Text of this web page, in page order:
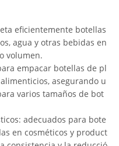
eficientemente botellas
agua y otras bebidas en
volumen.
empacar botellas de pl
asegurando u
varios tamaños de bot
adecuados para bote
en cosméticos y product